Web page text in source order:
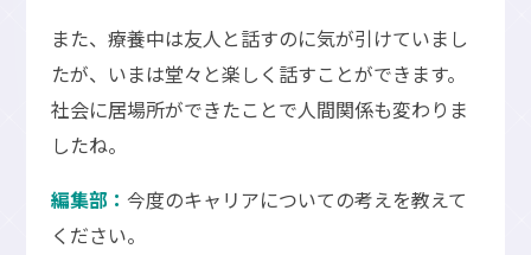
また、療養中は友人と話すのに気が引けていまし
たが、いまは堂々と楽しく話すことができます。
社会に居場所ができたことで人間関係も変わりま
したね。
編集部： 今度のキャリアについての考えを教えて
ください。